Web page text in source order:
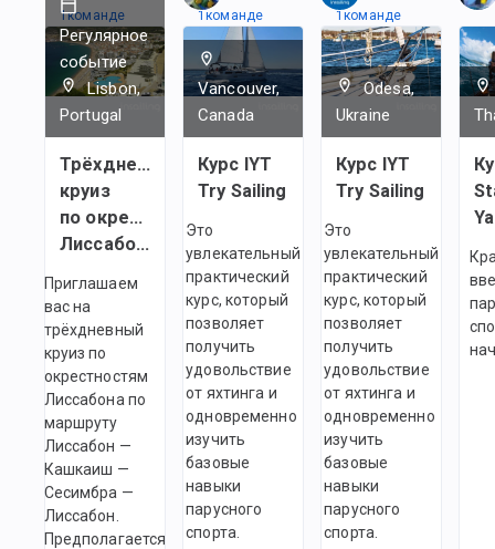
1командe
1командe
1командe
Регулярное
событие
Lisbon,
Portugal
Трёхдневный
круиз
по окрестностям
Лиссабона
Приглашаем
вас на
трёхдневный
круиз по
окрестностям
Лиссабона по
маршруту
Лиссабон —
Кашкаиш —
Сесимбра —
Лиссабон.
Предполагается
Vancouver,
Canada
Курс IYT
Try Sailing
Это
увлекательный
практический
курс, который
позволяет
получить
удовольствие
от яхтинга и
одновременно
изучить
базовые
навыки
парусного
спорта.
Odesa,
Ukraine
Курс IYT
Try Sailing
Это
увлекательный
практический
курс, который
позволяет
получить
удовольствие
от яхтинга и
одновременно
изучить
базовые
навыки
парусного
спорта.